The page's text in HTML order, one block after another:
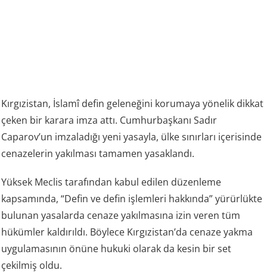
Kırgızistan, İslamî defin geleneğini korumaya yönelik dikkat
çeken bir karara imza attı. Cumhurbaşkanı Sadır
Caparov’un imzaladığı yeni yasayla, ülke sınırları içerisinde
cenazelerin yakılması tamamen yasaklandı.
Yüksek Meclis tarafından kabul edilen düzenleme
kapsamında, “Defin ve defin işlemleri hakkında” yürürlükte
bulunan yasalarda cenaze yakılmasına izin veren tüm
hükümler kaldırıldı. Böylece Kırgızistan’da cenaze yakma
uygulamasının önüne hukuki olarak da kesin bir set
çekilmiş oldu.